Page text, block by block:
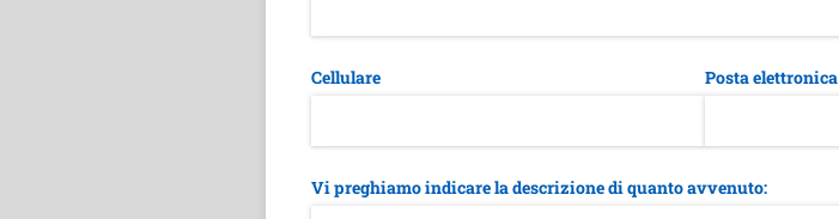
Cellulare Posta elettronica
Vi preghiamo indicare la descrizione di quanto avvenuto: